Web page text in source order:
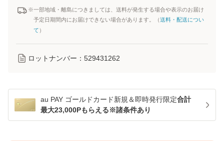
※一部地域・離島につきましては、送料が発生する場合や表示のお届け
予定日期間内にお届けできない場合があります。（送料・配送につい
て ）
ロットナンバー： 529431262
au PAY ゴールドカード新規＆即時発行限定合計
最大23,000Pもらえる※諸条件あり